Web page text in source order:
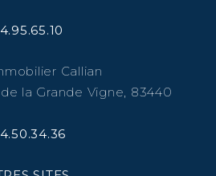
Callian
la Grande Vigne, 83440